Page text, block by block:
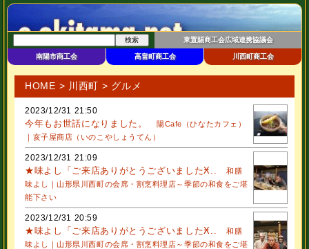
南陽市商工会 高畠町商工会 川西町商工会
東置賜商工会広域連携協議会
HOME > 川西町 > グルメ
2023/12/31 21:50
今年もお世話になりました。
陽Cafe（ひなたカフェ）
｜亥子屋商店（いのこやしょうてん）
2023/12/31 21:09
★味よし「ご来店ありがとうございましたӾ..
和膳
味よし｜山形県川西町の会席・割烹料理店～季節の和食をご堪
能下さい
2023/12/31 20:59
★味よし「ご来店ありがとうございましたӾ..
和膳
味よし｜山形県川西町の会席・割烹料理店～季節の和食をご堪